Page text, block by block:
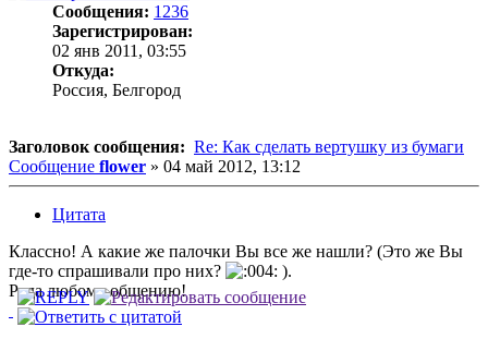
Сообщения: 1236
Зарегистрирован:
02 янв 2011, 03:55
Откуда:
Россия, Белгород
Заголовок сообщения: Re: Как сделать вертушку из бумаги
Сообщение flower » 04 май 2012, 13:12
Цитата
Классно! А какие же палочки Вы все же нашли? (Это же Вы
где-то спрашивали про них?
).
Рада любому общению!